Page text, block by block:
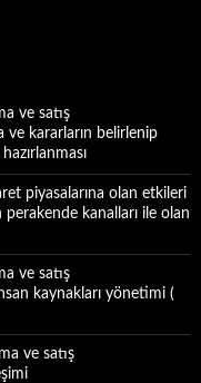
ve satış
ve kararların belirlenip
piyasalarına olan etkileri
kanalları ile olan
ve satış
kaynakları yönetimi (
ve satış